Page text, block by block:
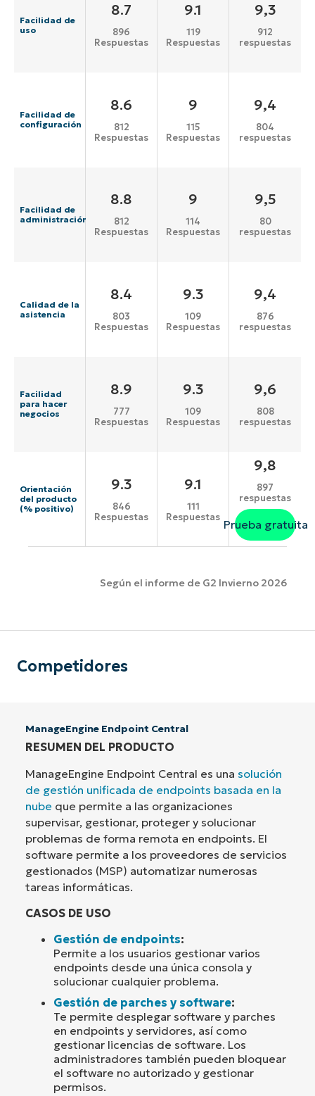
Facilidad de
uso
8.7
896
Respuestas
9.1
119
Respuestas
9,3
912
respuestas
Facilidad de
configuración
8.6
812
Respuestas
9
115
Respuestas
9,4
804
respuestas
Facilidad de
administración
8.8
812
Respuestas
9
114
Respuestas
9,5
80
respuestas
Calidad de la
asistencia
8.4
803
Respuestas
9.3
109
Respuestas
9,4
876
respuestas
Facilidad
para hacer
negocios
8.9
777
Respuestas
9.3
109
Respuestas
9,6
808
respuestas
Orientación
del producto
(% positivo)
9.3
846
Respuestas
9.1
111
Respuestas
9,8
897
respuestas
Prueba gratuita
Según el informe de G2 Invierno 2026
Competidores
ManageEngine Endpoint Central
RESUMEN DEL PRODUCTO
ManageEngine Endpoint Central es una solución
de gestión unificada de endpoints basada en la
nube que permite a las organizaciones
supervisar, gestionar, proteger y solucionar
problemas de forma remota en endpoints. El
software permite a los proveedores de servicios
gestionados (MSP) automatizar numerosas
tareas informáticas.
CASOS DE USO
Gestión de endpoints:
Permite a los usuarios gestionar varios
endpoints desde una única consola y
solucionar cualquier problema.
Gestión de parches y software:
Te permite desplegar software y parches
en endpoints y servidores, así como
gestionar licencias de software. Los
administradores también pueden bloquear
el software no autorizado y gestionar
permisos.